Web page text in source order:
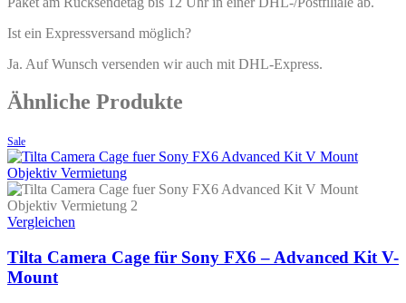
Ist ein Expressversand möglich?
Ja. Auf Wunsch versenden wir auch mit DHL-Express.
Ähnliche Produkte
Sale
Vergleichen
Tilta Camera Cage für Sony FX6 – Advanced Kit V-
Mount